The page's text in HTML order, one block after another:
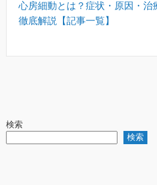
心房細動とは？症状・原因・治
徹底解説【記事一覧】
検索
検索